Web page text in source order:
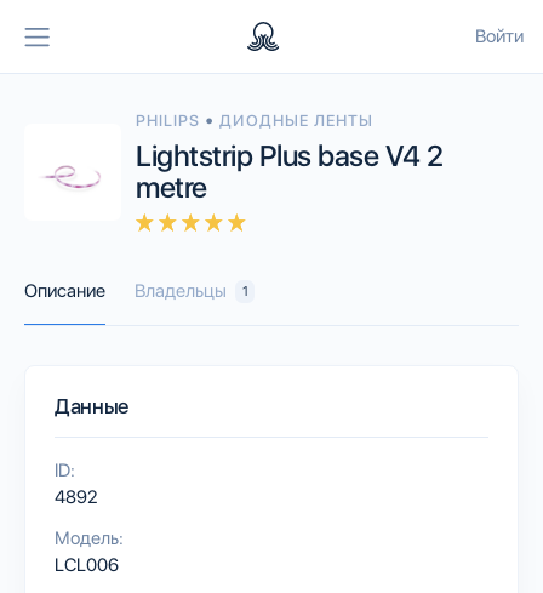
Войти
PHILIPS • ДИОДНЫЕ ЛЕНТЫ
Lightstrip Plus base V4 2
metre
Описание Владельцы 1
Данные
ID:
4892
Модель:
LCL006